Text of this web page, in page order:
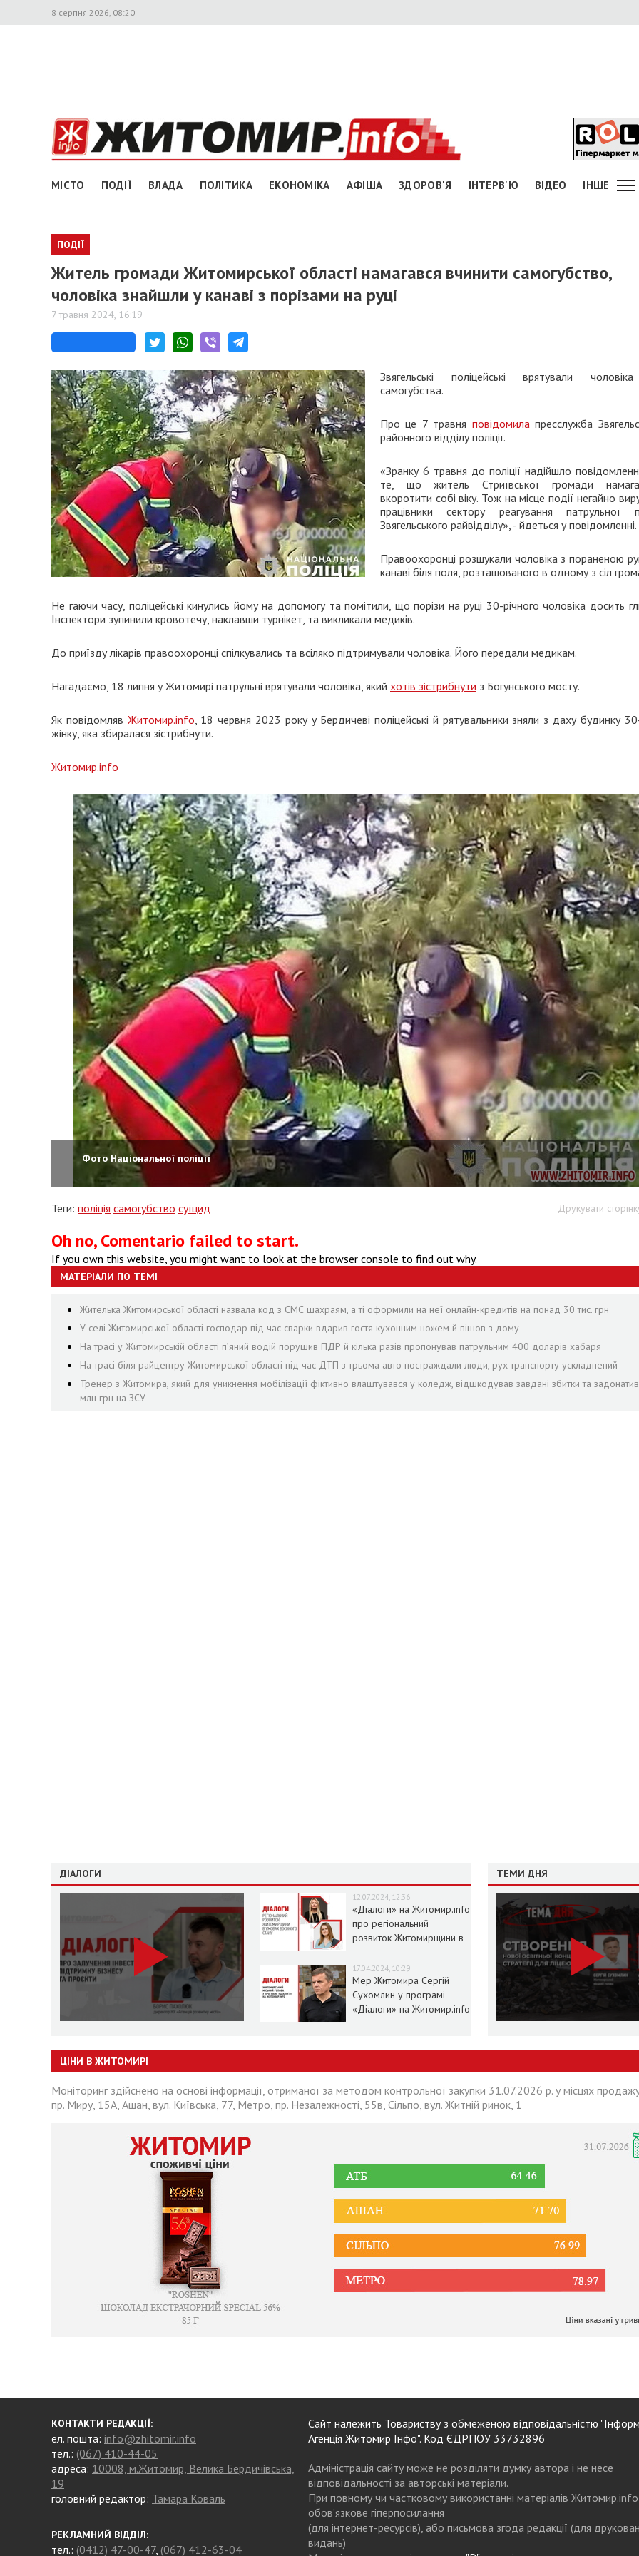
8 серпня 2026, 08:20
МІСТО ПОДІЇ ВЛАДА ПОЛІТИКА ЕКОНОМІКА АФІША ЗДОРОВ'Я ІНТЕРВ'Ю ВІДЕО ІНШЕ
ПОДІЇ
Житель громади Житомирської області намагався вчинити самогубство,
чоловіка знайшли у канаві з порізами на руці
7 травня 2024, 16:19
Звягельські поліцейські врятували
самогубства.
Про це 7 травня повідомилапресслужба
районного відділу поліції.
«Зранку 6 травня до поліції надійшло
те, що житель Стриївської громади
вкоротити собі віку. Тож на місце події негайно
працівники сектору реагування патрульної
Звягельського райвідділу», - йдеться у повідомленні.
Правоохоронці розшукали чоловіка з пораненою
канаві біля поля, розташованого в одному з сіл
Не гаючи часу, поліцейські кинулись йому на допомогу та помітили, що порізи на руці 30-річного чоловіка досить
Інспектори зупинили кровотечу, наклавши турнікет, та викликали медиків.
До приїзду лікарів правоохоронці спілкувались та всіляко підтримували чоловіка. Його передали медикам.
Нагадаємо, 18 липня у Житомирі патрульні врятували чоловіка, який хотів зістрибнути з Богунського мосту.
Як повідомляв Житомир.info, 18 червня 2023 року у Бердичеві поліцейські й рятувальники зняли з даху будинку
жінку, яка збиралася зістрибнути.
Житомир.info
Фото Національної поліції
Друкувати
Теги: поліція самогубство суїцид
Oh no, Comentario failed to start.
If you own this website, you might want to look at the browser console to find out why.
МАТЕРІАЛИ ПО ТЕМІ
Жителька Житомирської області назвала код з СМС шахраям, а ті оформили на неї онлайн-кредитів на понад 30 тис. грн
У селі Житомирської області господар під час сварки вдарив гостя кухонним ножем й пішов з дому
На трасі у Житомирській області п’яний водій порушив ПДР й кілька разів пропонував патрульним 400 доларів хабаря
На трасі біля райцентру Житомирської області під час ДТП з трьома авто постраждали люди, рух транспорту ускладнений
Тренер з Житомира, який для уникнення мобілізації фіктивно влаштувався у коледж, відшкодував завдані збитки та
млн грн на ЗСУ
ДІАЛОГИ
12.07.2024, 12:36
«Діалоги» на Житомир.info
про регіональний
розвиток Житомирщини в
17.04.2024, 10:29
Мер Житомира Сергій
Сухомлин у програмі
«Діалоги» на Житомир.info
ТЕМИ ДНЯ
ЦІНИ В ЖИТОМИРІ
Моніторинг здійснено на основі інформації, отриманої за методом контрольної закупки 31.07.2026 р. у місцях
пр. Миру, 15А, Ашан, вул. Київська, 77, Метро, пр. Незалежності, 55в, Сільпо, вул. Житній ринок, 1
КОНТАКТИ РЕДАКЦІЇ:
ел. пошта: info@zhitomir.info
тел.: (067) 410-44-05
адреса: 10008, м.Житомир, Велика Бердичівська,
19
головний редактор: Тамара Коваль
РЕКЛАМНИЙ ВІДДІЛ:
тел.: (0412) 47-00-47, (067) 412-63-04
Сайт належить Товариству з обмеженою відповідальністю
Агенція Житомир Інфо". Код ЄДРПОУ 33732896
Адміністрація сайту може не розділяти думку автора і не несе
відповідальності за авторські матеріали.
При повному чи частковому використанні матеріалів Житомир.info
обов’язкове гіперпосилання
(для інтернет-ресурсів), або письмова згода редакції (для
видань)